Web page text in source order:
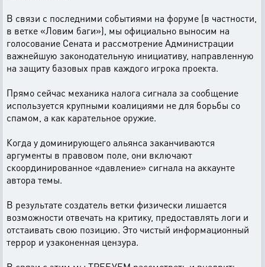
В связи с последними событиями на форуме (в частности,
в ветке «Ловим баги»), мы официально выносим на
голосование Сената и рассмотрение Администрации
важнейшую законодательную инициативу, направленную
на защиту базовых прав каждого игрока проекта.
Прямо сейчас механика налога сигнала за сообщение
используется крупными коалициями не для борьбы со
спамом, а как карательное оружие.
Когда у доминирующего альянса заканчиваются
аргументы в правовом поле, они включают
скоординированное «давление» сигнала на аккаунте
автора темы.
В результате создатель ветки физически лишается
возможности отвечать на критику, предоставлять логи и
отстаивать свою позицию. Это чистый информационный
террор и узаконенная цензура.